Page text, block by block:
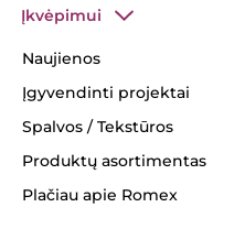
Įkvėpimui
Naujienos
Įgyvendinti projektai
Spalvos / Tekstūros
Produktų asortimentas
Plačiau apie Romex